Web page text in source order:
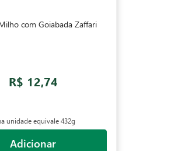
com Goiabada Zaffari
R$ 12,74
unidade equivale432g
Adicionar